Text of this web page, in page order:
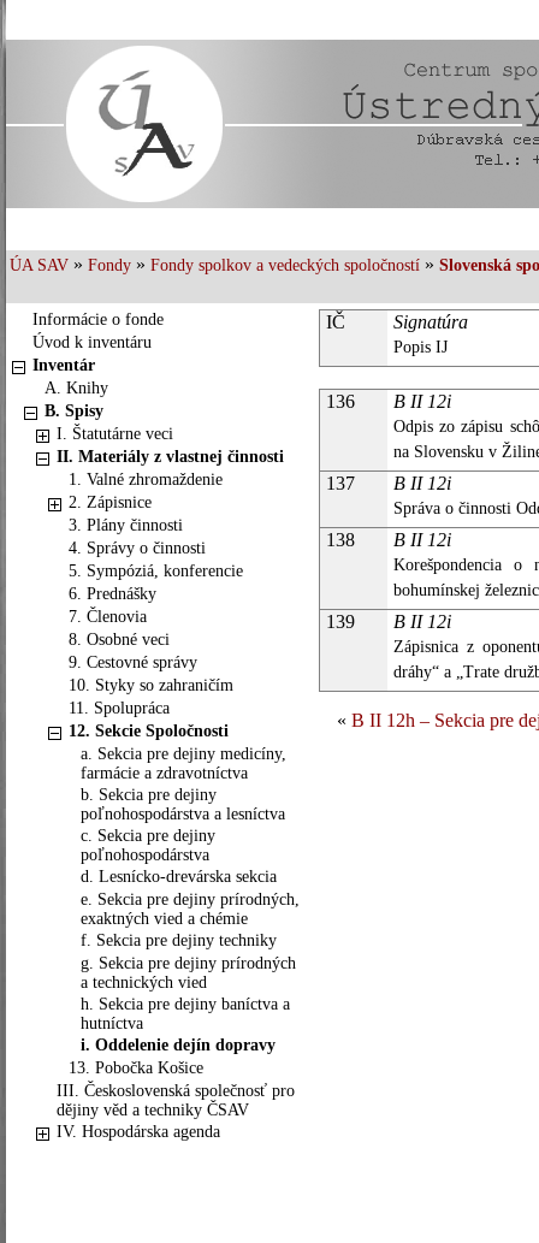
ÚA SAV » Fondy » Fondy spolkov a vedeckých spoločností » Slovenská
Informácie o fonde
Úvod k inventáru
Inventár
A. Knihy
B. Spisy
I. Štatutárne veci
II. Materiály z vlastnej činnosti
1. Valné zhromaždenie
2. Zápisnice
3. Plány činnosti
4. Správy o činnosti
5. Sympóziá, konferencie
6. Prednášky
7. Členovia
8. Osobné veci
9. Cestovné správy
10. Styky so zahraničím
11. Spolupráca
12. Sekcie Spoločnosti
a. Sekcia pre dejiny medicíny,
farmácie a zdravotníctva
b. Sekcia pre dejiny
poľnohospodárstva a lesníctva
c. Sekcia pre dejiny
poľnohospodárstva
d. Lesnícko-drevárska sekcia
e. Sekcia pre dejiny prírodných,
exaktných vied a chémie
f. Sekcia pre dejiny techniky
g. Sekcia pre dejiny prírodných
a technických vied
h. Sekcia pre dejiny baníctva a
hutníctva
i. Oddelenie dejín dopravy
13. Pobočka Košice
III. Československá společnosť pro
dějiny věd a techniky ČSAV
IV. Hospodárska agenda
IČ Signatúra
Popis IJ
136 B II 12i
Odpis zo zápisu
na Slovensku v
137 B II 12i
Správa o činnosti
138 B II 12i
Korešpondencia o
bohumínskej
139 B II 12i
Zápisnica z
dráhy“ a „Trate
« B II 12h – Sekcia pre